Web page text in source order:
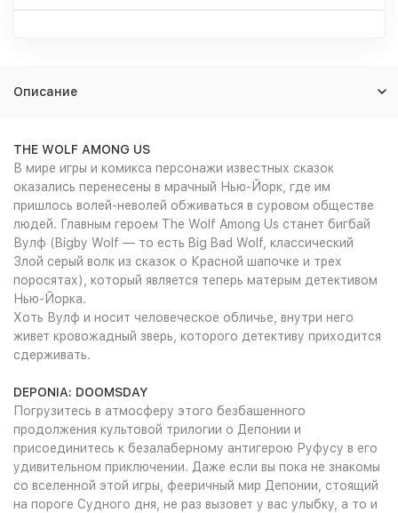
Описание
THE WOLF AMONG US
В мире игры и комикса персонажи известных сказок
оказались перенесены в мрачный Нью-Йорк, где им
пришлось волей-неволей обживаться в суровом обществе
людей. Главным героем The Wolf Among Us станет бигбай
Вулф (Bigby Wolf — то есть Big Bad Wolf, классический
Злой серый волк из сказок о Красной шапочке и трех
поросятах), который является теперь матерым детективом
Нью-Йорка.
Хоть Вулф и носит человеческое обличье, внутри него
живет кровожадный зверь, которого детективу приходится
сдерживать.
DEPONIA: DOOMSDAY
Погрузитесь в атмосферу этого безбашенного
продолжения культовой трилогии о Депонии и
присоединитесь к безалаберному антигерою Руфусу в его
удивительном приключении. Даже если вы пока не знакомы
со вселенной этой игры, фееричный мир Депонии, стоящий
на пороге Судного дня, не раз вызовет у вас улыбку, а то и